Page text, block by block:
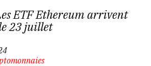
ETF Ethereum arrivent
23 juillet